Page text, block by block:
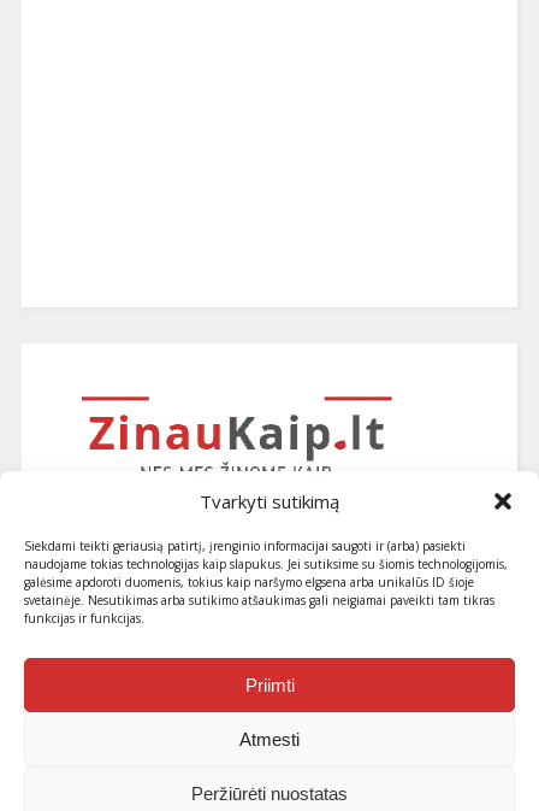
Tvarkyti sutikimą
Siekdami teikti geriausią patirtį, įrenginio informacijai saugoti ir (arba) pasiekti
naudojame tokias technologijas kaip slapukus. Jei sutiksime su šiomis technologijomis,
galėsime apdoroti duomenis, tokius kaip naršymo elgsena arba unikalūs ID šioje
svetainėje. Nesutikimas arba sutikimo atšaukimas gali neigiamai paveikti tam tikras
funkcijas ir funkcijas.
Priimti
Atmesti
Peržiūrėti nuostatas
Užsiprenumeruokite naujausius
straipsnius ir patarimus